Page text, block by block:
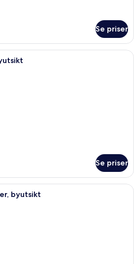
Se priser
Sengetøy av topp kvalitet,
Se priser
Sengetøy av topp kvalitet,
byutsikt